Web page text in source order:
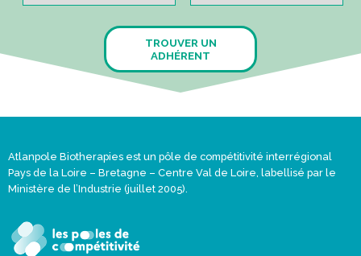
TROUVER UN
ADHÉRENT
Atlanpole Biotherapies est un pôle de compétitivité interrégional
Pays de la Loire – Bretagne – Centre Val de Loire, labellisé par le
Ministère de l’Industrie (juillet 2005).